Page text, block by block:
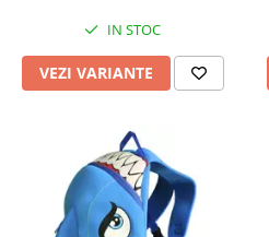
IN STOC
VEZI VARIANTE